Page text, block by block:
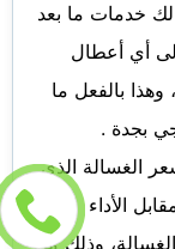
خدمات ما بعد
أي أعطال
بالفعل ما
بجدة .
الغسالة الذي
الأداء
وذلك من